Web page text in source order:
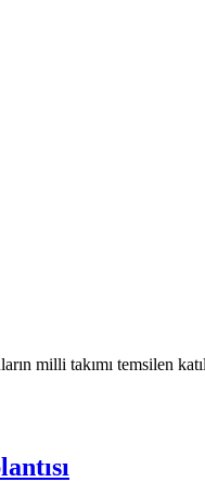
milli takımı temsilen